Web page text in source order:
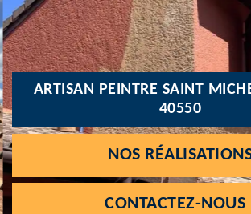
ARTISAN PEINTRE SAINT
40550
NOS
CONTACTEZ-NOUS